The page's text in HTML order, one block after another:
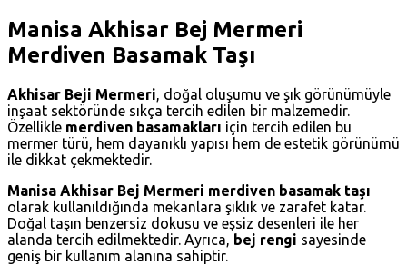
Manisa Akhisar Bej Mermeri
Merdiven Basamak Taşı
Akhisar Beji Mermeri, doğal oluşumu ve şık görünümüyle
inşaat sektöründe sıkça tercih edilen bir malzemedir.
Özellikle merdiven basamakları için tercih edilen bu
mermer türü, hem dayanıklı yapısı hem de estetik görünümü
ile dikkat çekmektedir.
Manisa Akhisar Bej Mermeri merdiven basamak taşı
olarak kullanıldığında mekanlara şıklık ve zarafet katar.
Doğal taşın benzersiz dokusu ve eşsiz desenleri ile her
alanda tercih edilmektedir. Ayrıca, bej rengi sayesinde
geniş bir kullanım alanına sahiptir.